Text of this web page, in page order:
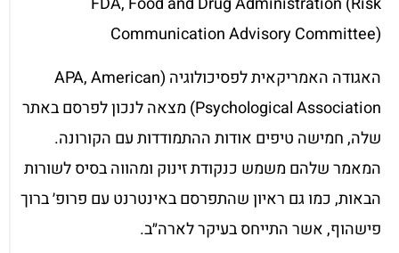
Communication Advisory Committee)
האגודה האמריקאית לפסיכולוגיה (APA, American
Psychological Association) מצאה לנכון לפרסם באתר
שלה, חמישה טיפים אודות ההתמודדות עם הקורונה.
המאמר שלהם משמש כנקודת זינוק ומהווה בסיס לשורות
הבאות, כמו גם ראיון שהתפרסם באינטרנט עם פרופ׳ ברוך
פישהוף, אשר התייחס בעיקר לארה״ב.